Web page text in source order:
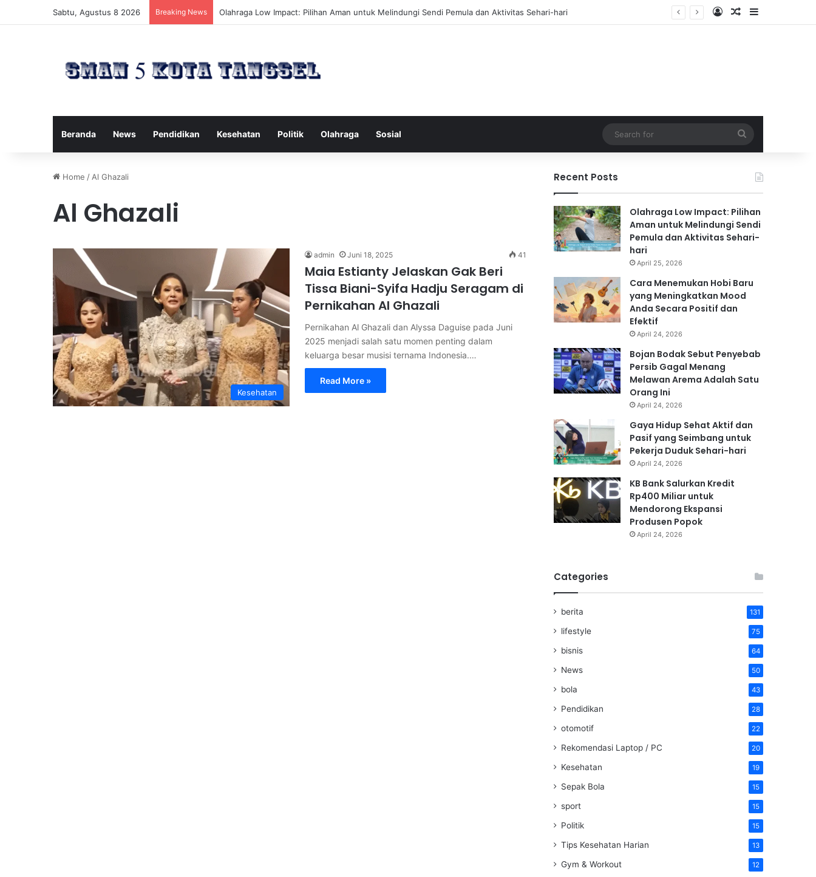
Sabtu, Agustus 8 2026 Breaking News Cara Menemukan Hobi Baru yang Meningkatkan Mood Anda Secara Positif dan Efektif Log InRandom Article
Sidebar
Beranda News Pendidikan Kesehatan Politik Olahraga Sosial
for
Home / Al Ghazali
Al Ghazali
Kesehatan
admin Juni 18, 2025 41
Maia Estianty Jelaskan Gak Beri
Tissa Biani-Syifa Hadju Seragam di
Pernikahan Al Ghazali
Pernikahan Al Ghazali dan Alyssa Daguise pada Juni
2025 menjadi salah satu momen penting dalam
keluarga besar musisi ternama Indonesia.…
Read More »
Recent Posts
Olahraga Low Impact: Pilihan
Aman untuk Melindungi Sendi
Pemula dan Aktivitas Sehari-
hari
April 25, 2026
Cara Menemukan Hobi Baru
yang Meningkatkan Mood
Anda Secara Positif dan
Efektif
April 24, 2026
Bojan Bodak Sebut Penyebab
Persib Gagal Menang
Melawan Arema Adalah Satu
Orang Ini
April 24, 2026
Gaya Hidup Sehat Aktif dan
Pasif yang Seimbang untuk
Pekerja Duduk Sehari-hari
April 24, 2026
KB Bank Salurkan Kredit
Rp400 Miliar untuk
Mendorong Ekspansi
Produsen Popok
April 24, 2026
Categories
berita 131
lifestyle 75
bisnis 64
News 50
bola 43
Pendidikan 28
otomotif 22
Rekomendasi Laptop / PC 20
Kesehatan 19
Sepak Bola 15
sport 15
Politik 15
Tips Kesehatan Harian 13
Gym & Workout 12